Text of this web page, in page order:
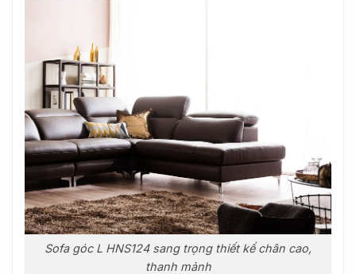
Sofa góc L HNS124 sang trọng thiết kế chân cao,
thanh mảnh